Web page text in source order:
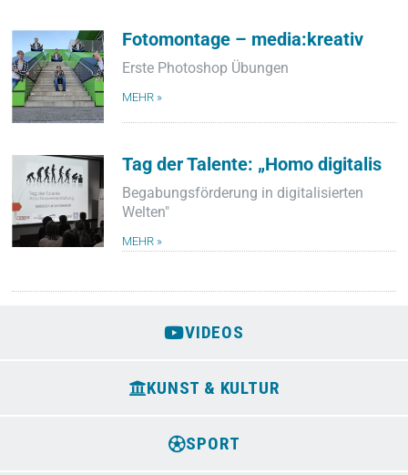
Fotomontage – media:kreativ
Erste Photoshop Übungen
MEHR »
Tag der Talente: „Homo digitalis
Begabungsförderung in digitalisierten
Welten"
MEHR »
VIDEOS
KUNST & KULTUR
SPORT